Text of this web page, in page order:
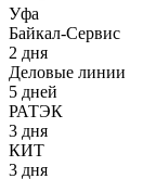
Уфа
Байкал-Сервис
2 дня
Деловые линии
5 дней
РАТЭК
3 дня
КИТ
3 дня